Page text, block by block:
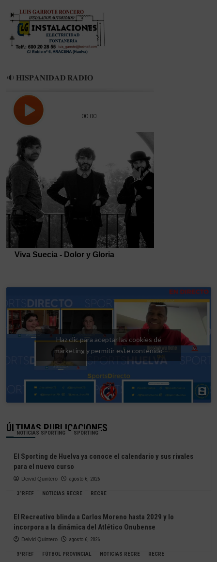
🔉 𝐇𝐈𝐒𝐏𝐀𝐍𝐈𝐃𝐀𝐃 𝐑𝐀𝐃𝐈𝐎
Haz clic para aceptar las cookies de
márketing y permitir este contenido
ÚLTIMAS PUBLICACIONES
NOTICIAS SPORTING SPORTING
El Sporting de Huelva ya conoce el calendario y sus rivales
para el nuevo curso
Deivid Quintero agosto 6, 2026
3ªRFEF NOTICIAS RECRE RECRE
El Recreativo blinda a Carlos Moreno hasta 2029 y lo
incorpora a la dinámica del Atlético Onubense
Deivid Quintero agosto 6, 2026
3ªRFEF FÚTBOL PROVINCIAL NOTICIAS RECRE RECRE